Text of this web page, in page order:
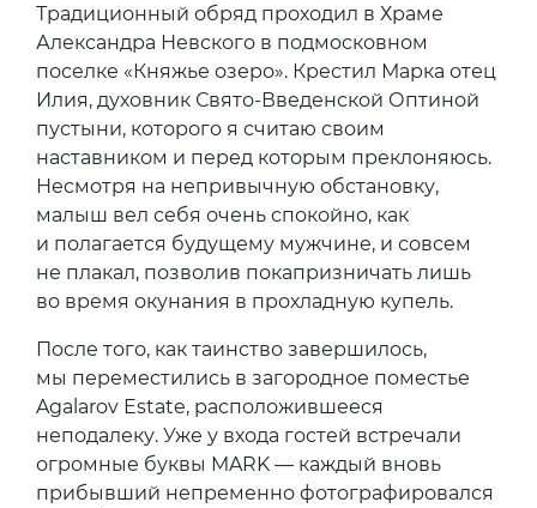
Традиционный обряд проходил в Храме
Александра Невского в подмосковном
поселке «Княжье озеро». Крестил Марка отец
Илия, духовник Свято-Введенской Оптиной
пустыни, которого я считаю своим
наставником и перед которым преклоняюсь.
Несмотря на непривычную обстановку,
малыш вел себя очень спокойно, как
и полагается будущему мужчине, и совсем
не плакал, позволив покапризничать лишь
во время окунания в прохладную купель.
После того, как таинство завершилось,
мы переместились в загородное поместье
Agalarov Estate, расположившееся
неподалеку. Уже у входа гостей встречали
огромные буквы MARK — каждый вновь
прибывший непременно фотографировался